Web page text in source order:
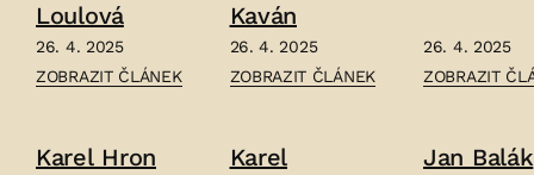
Loulová
26. 4. 2025
ČLÁNEK:
–
ZOBRAZIT ČLÁNEK
Kaván
26. 4. 2025
ČLÁNEK:
–
ZOBRAZIT ČLÁNEK
26. 4. 2025
ČLÁNEK:
–
ZOBRAZIT
Karel Hron
Karel
Jan Balák